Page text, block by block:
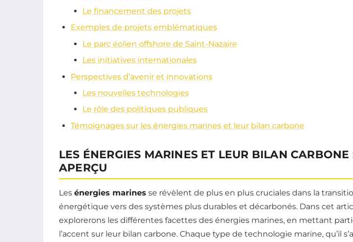
Le financement des projets
Exemples de projets emblématiques
Le parc éolien offshore de Saint-Nazaire
Les initiatives internationales
Perspectives d’avenir et innovations
Les nouvelles technologies
Le rôle des politiques publiques
Témoignages sur les énergies marines et leur bilan carbone
LES ÉNERGIES MARINES ET LEUR BILAN CARBONE
APERÇU
Les énergies marines se révèlent de plus en plus cruciales dans la
énergétique vers des systèmes plus durables et décarbonés. Dans cet
explorerons les différentes facettes des énergies marines, en mettant
l’accent sur leur bilan carbone. Chaque type de technologie marine, qu’il